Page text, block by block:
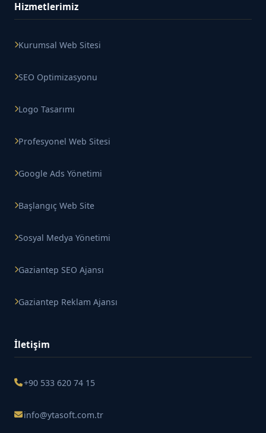
Hizmetlerimiz
Kurumsal Web Sitesi
SEO Optimizasyonu
Logo Tasarımı
Profesyonel Web Sitesi
Google Ads Yönetimi
Başlangıç Web Site
Sosyal Medya Yönetimi
Gaziantep SEO Ajansı
Gaziantep Reklam Ajansı
İletişim
+90 533 620 74 15
info@ytasoft.com.tr